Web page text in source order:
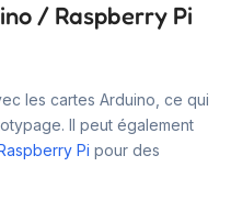
/ Raspberry Pi
les cartes Arduino, ce qui
Il peut également
Pi pour des